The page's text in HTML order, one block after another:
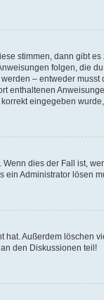
stimmen, dann gibt
folgen, die
– entweder
enthaltenen
eingegeben
dies der Fall ist,
ein Administrator lösen
Außerdem löschen
den Diskussionen teil!